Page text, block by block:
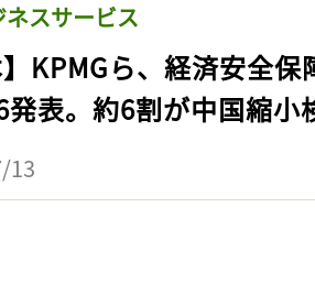
スサービス
】KPMGら、経済安全
発表。約6割が中国縮小
13